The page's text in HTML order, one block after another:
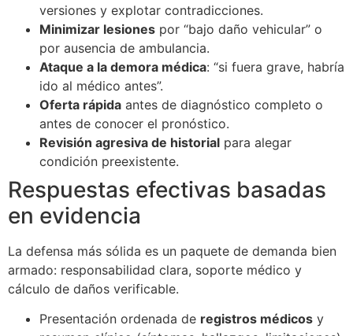
versiones y explotar contradicciones.
Minimizar lesiones por “bajo daño vehicular” o
por ausencia de ambulancia.
Ataque a la demora médica: “si fuera grave, habría
ido al médico antes”.
Oferta rápida antes de diagnóstico completo o
antes de conocer el pronóstico.
Revisión agresiva de historial para alegar
condición preexistente.
Respuestas efectivas basadas
en evidencia
La defensa más sólida es un paquete de demanda bien
armado: responsabilidad clara, soporte médico y
cálculo de daños verificable.
Presentación ordenada de registros médicos y